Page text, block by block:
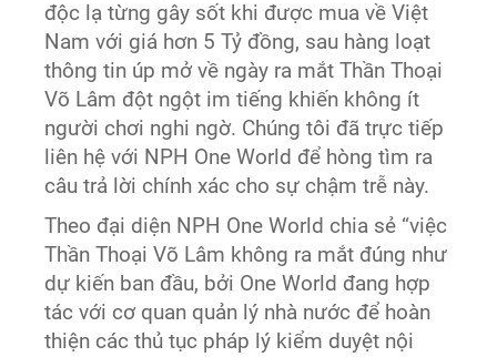
độc lạ từng gây sốt khi được mua về Việt
Nam với giá hơn 5 Tỷ đồng, sau hàng loạt
thông tin úp mở về ngày ra mắt Thần Thoại
Võ Lâm đột ngột im tiếng khiến không ít
người chơi nghi ngờ. Chúng tôi đã trực tiếp
liên hệ với NPH One World để hòng tìm ra
câu trả lời chính xác cho sự chậm trễ này.
Theo đại diện NPH One World chia sẻ “việc
Thần Thoại Võ Lâm không ra mắt đúng như
dự kiến ban đầu, bởi One World đang hợp
tác với cơ quan quản lý nhà nước để hoàn
thiện các thủ tục pháp lý kiểm duyệt nội